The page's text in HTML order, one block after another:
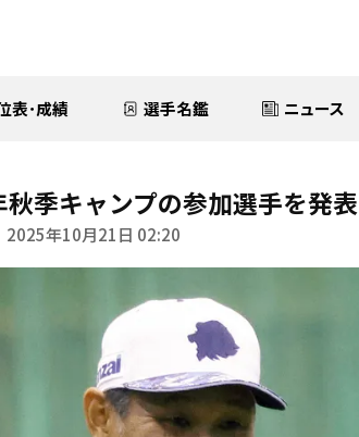
表･成績 選手名鑑 ニュース
季キャンプの参加選手を発表
2025年10月21日 02:20